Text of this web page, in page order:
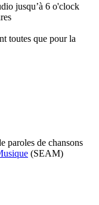
jusqu’à 6 o'clock
toutes que pour la
paroles de chansons
(SEAM)